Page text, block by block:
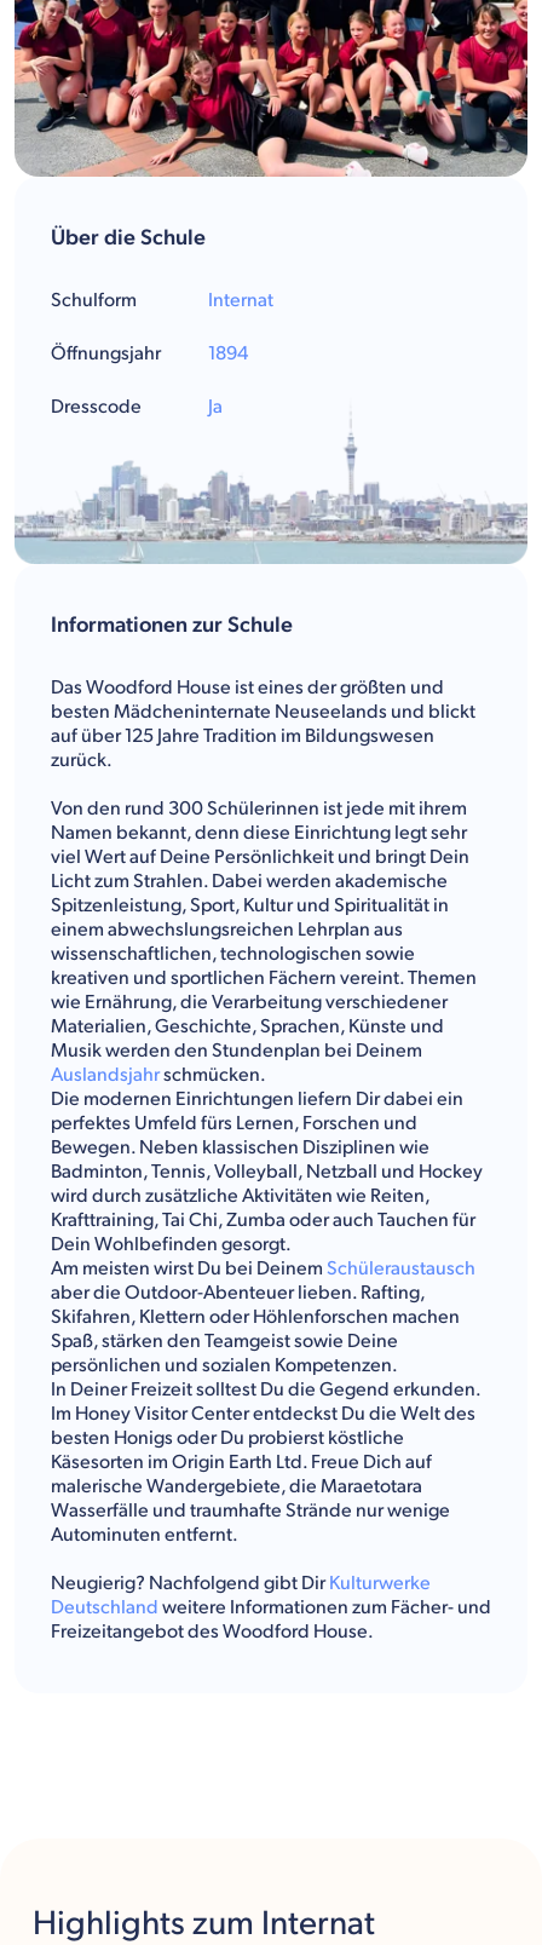
Informationen zur Schule
Das Woodford House ist eines der größten und
besten Mädcheninternate Neuseelands und blickt
auf über 125 Jahre Tradition im Bildungswesen
zurück.
Von den rund 300 Schülerinnen ist jede mit ihrem
Namen bekannt, denn diese Einrichtung legt sehr
viel Wert auf Deine Persönlichkeit und bringt Dein
Licht zum Strahlen. Dabei werden akademische
Spitzenleistung, Sport, Kultur und Spiritualität in
einem abwechslungsreichen Lehrplan aus
wissenschaftlichen, technologischen sowie
kreativen und sportlichen Fächern vereint. Themen
wie Ernährung, die Verarbeitung verschiedener
Materialien, Geschichte, Sprachen, Künste und
Musik werden den Stundenplan bei Deinem
Auslandsjahrschmücken.
Die modernen Einrichtungen liefern Dir dabei ein
perfektes Umfeld fürs Lernen, Forschen und
Bewegen. Neben klassischen Disziplinen wie
Badminton, Tennis, Volleyball, Netzball und Hockey
wird durch zusätzliche Aktivitäten wie Reiten,
Krafttraining, Tai Chi, Zumba oder auch Tauchen für
Dein Wohlbefinden gesorgt.
Am meisten wirst Du bei Deinem Schüleraustausch
aber die Outdoor-Abenteuer lieben. Rafting,
Skifahren, Klettern oder Höhlenforschen machen
Spaß, stärken den Teamgeist sowie Deine
persönlichen und sozialen Kompetenzen.
In Deiner Freizeit solltest Du die Gegend erkunden.
Im Honey Visitor Center entdeckst Du die Welt des
besten Honigs oder Du probierst köstliche
Käsesorten im Origin Earth Ltd. Freue Dich auf
malerische Wandergebiete, die Maraetotara
Wasserfälle und traumhafte Strände nur wenige
Autominuten entfernt.
Neugierig? Nachfolgend gibt DirKulturwerke
Deutschland weitere Informationen zum Fächer- und
Freizeitangebot des Woodford House.
Über die Schule
Schulform
Öffnungsjahr
Dresscode
Internat
1894
Ja
Highlights zum Internat